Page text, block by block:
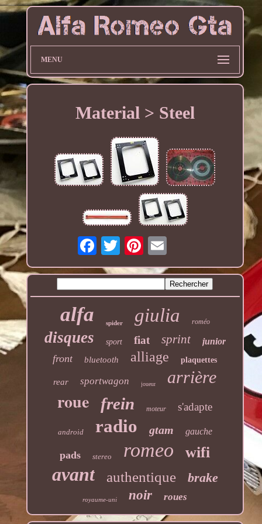
MENU
Material > Steel
alfa spider giulia roméo
disques sport fiat sprint junior
front bluetooth alliage plaquettes
rear sportwagon joueur arrière
roue frein moteur s'adapte
android radio gtam gauche
pads stereo romeo wifi
avant authentique brake
royaume-uni noir roues